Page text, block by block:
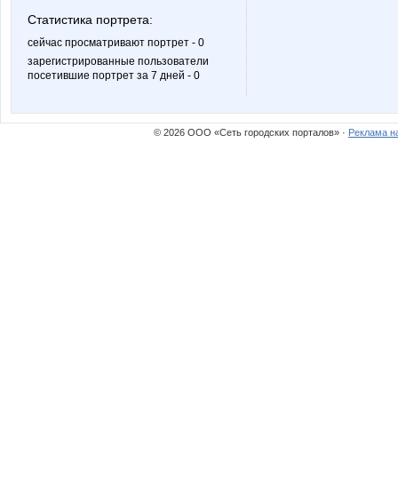
Статистика портрета:
сейчас просматривают портрет - 0
зарегистрированные пользователи
посетившие портрет за 7 дней - 0
© 2026 ООО «Сеть городских порталов» · Реклама